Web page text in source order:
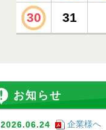
30 31
お知らせ
2026.06.24 企業様